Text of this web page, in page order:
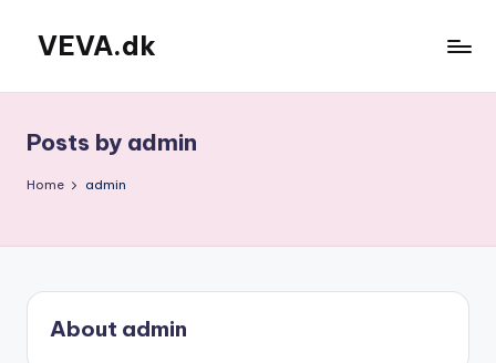
content
VEVA.dk
Posts by admin
Home admin
About admin